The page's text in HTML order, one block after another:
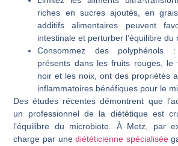
riches en sucres ajoutés, en
additifs alimentaires peuvent
intestinale et perturber l’équilibre du
Consommez des polyphénols :
présents dans les fruits rouges, le
noir et les noix, ont des propriétés
inflammatoires bénéfiques pour le
Des études récentes démontrent que
un professionnel de la diététique est
l’équilibre du microbiote. À Metz, par
charge par unediététicienne spécialisée